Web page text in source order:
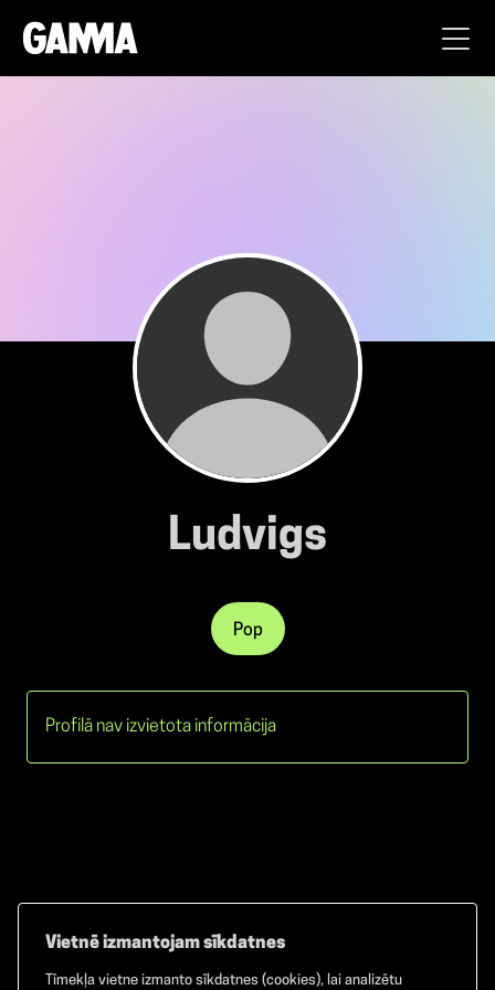
Ludvigs
Pop
Profilā nav izvietota informācija
Vietnē izmantojam sīkdatnes
Tīmekļa vietne izmanto sīkdatnes (cookies), lai analizētu